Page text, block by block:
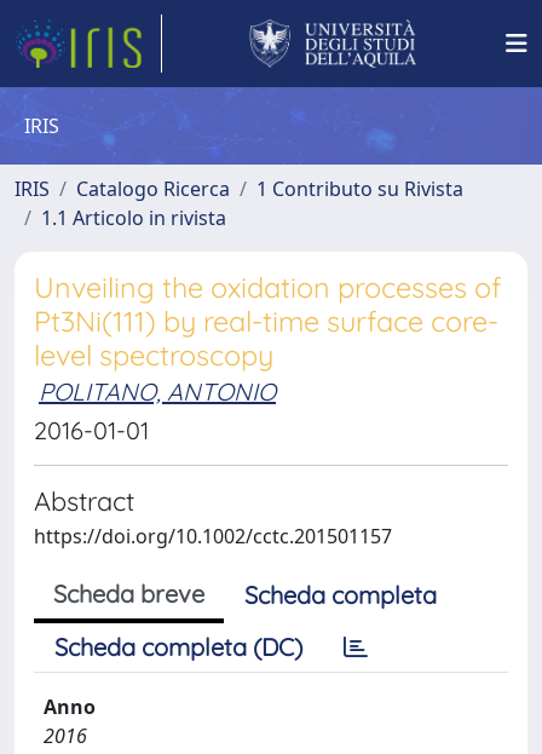
IRIS
IRIS Catalogo Ricerca
1 Contributo su Rivista
1.1 Articolo in rivista
Unveiling the oxidation processes of
Pt3Ni(111) by real-time surface core-
level spectroscopy
POLITANO, ANTONIO
2016-01-01
Abstract
https://doi.org/10.1002/cctc.201501157
Scheda breve
Scheda completa
Scheda completa (DC)
Anno
2016